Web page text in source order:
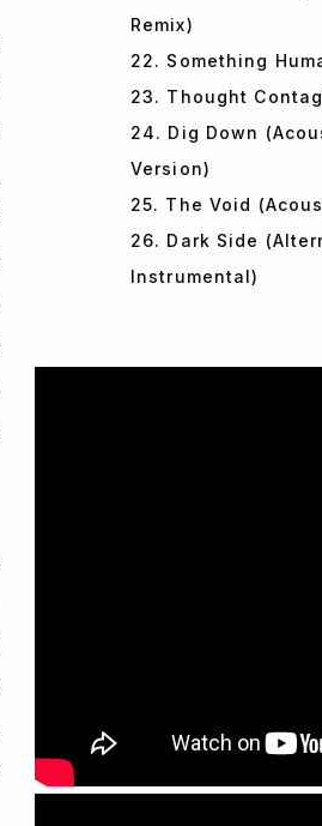
Remix)
22. Something
23. Thought
24. Dig Down
Version)
25. The Void
26. Dark Side
Instrumental)